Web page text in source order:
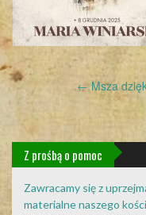
Post
navigation
← Msza
Z prośbą o pomoc
Zawracamy się z
materialne naszego